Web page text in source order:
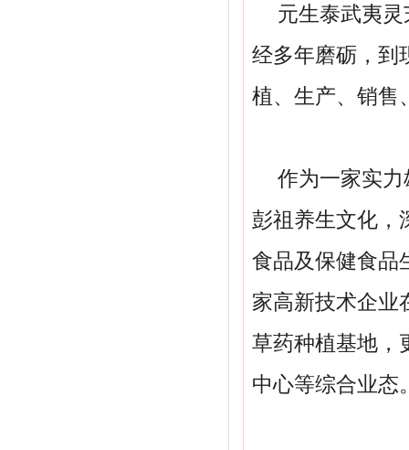
元生泰武夷
经多年磨砺，到
植、生产、销售
作为一家实
彭祖养生文化，
食品及保健食品
家高新技术企业
草药种植基地，
中心等综合业态